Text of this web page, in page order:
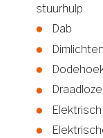
stuurhulp
Dab